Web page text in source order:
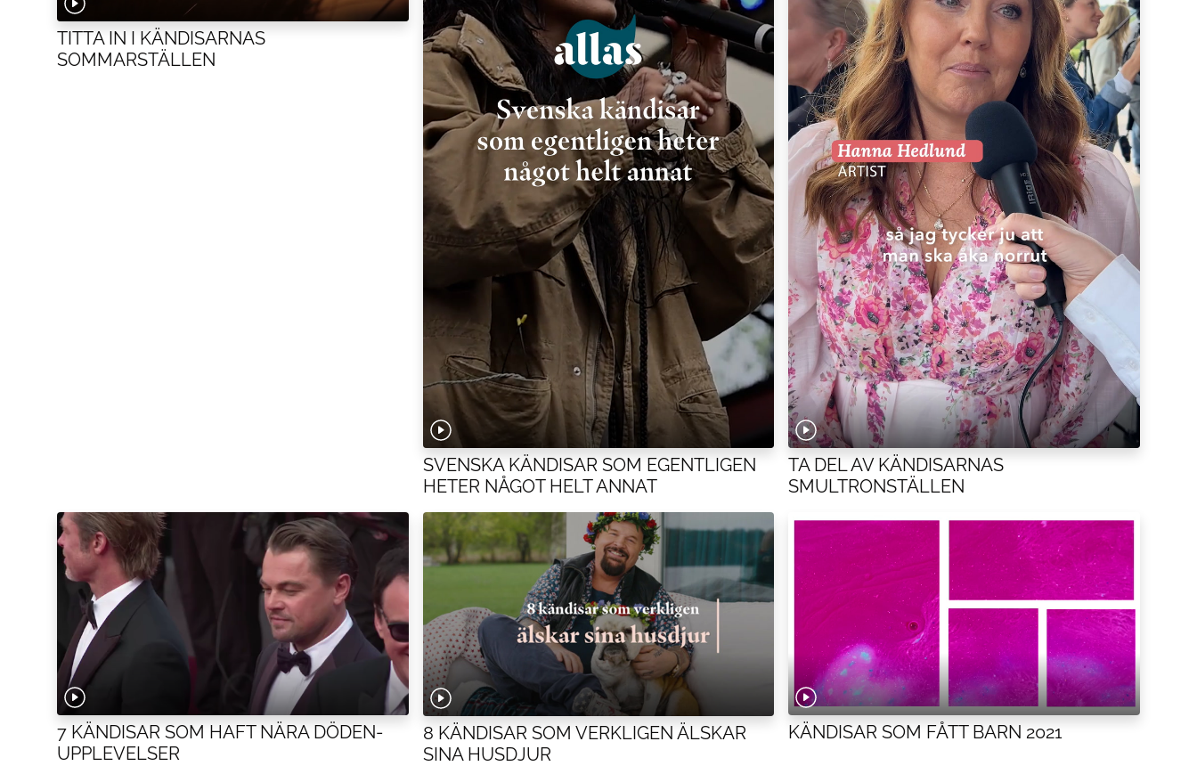
TITTA IN I KÄNDISARNAS
SOMMARSTÄLLEN
SVENSKA KÄNDISAR SOM EGENTLIGEN
HETER NÅGOT HELT ANNAT
TA DEL AV KÄNDISARNAS
SMULTRONSTÄLLEN
7 KÄNDISAR SOM HAFT NÄRA DÖDEN-
UPPLEVELSER
8 KÄNDISAR SOM VERKLIGEN ÄLSKAR
SINA HUSDJUR
KÄNDISAR SOM FÅTT BARN 2021